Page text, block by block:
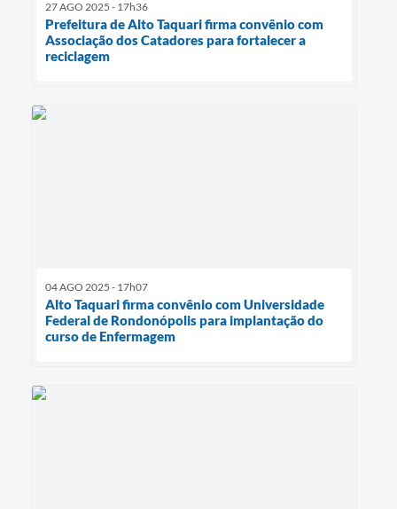
27 AGO 2025 - 17h36
Prefeitura de Alto Taquari firma convênio com
Associação dos Catadores para fortalecer a
reciclagem
04 AGO 2025 - 17h07
Alto Taquari firma convênio com Universidade
Federal de Rondonópolis para implantação do
curso de Enfermagem